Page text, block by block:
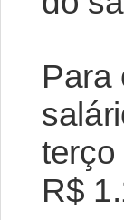
Para
terço
R$